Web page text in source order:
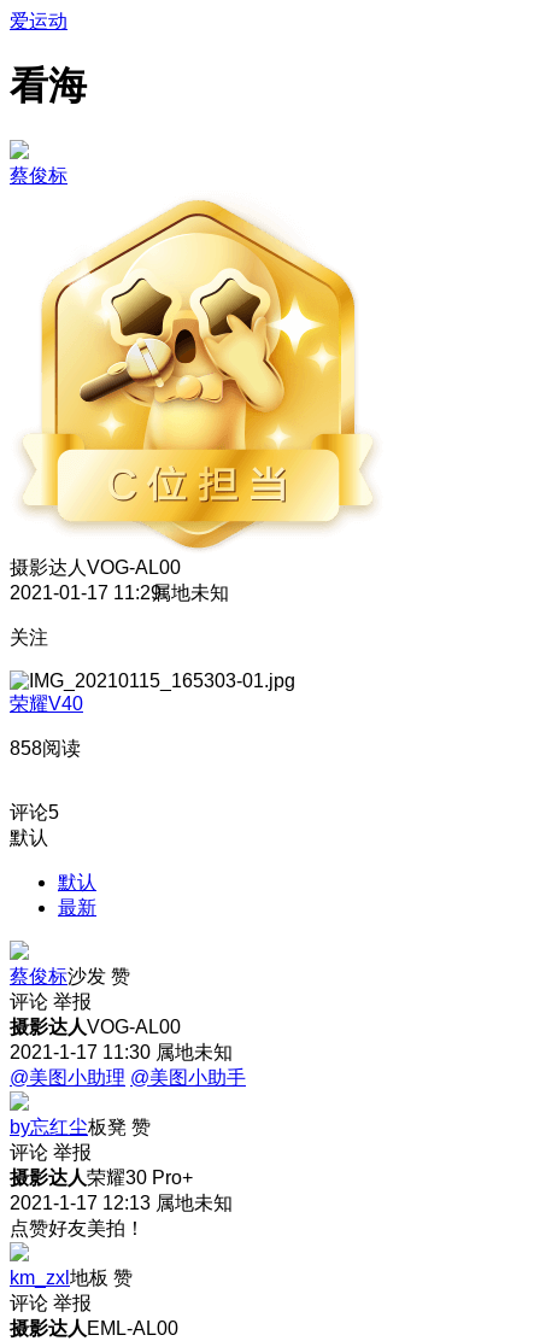
爱运动
看海
蔡俊标
摄影达人 VOG-AL00
2021-01-17 11:29属地未知
关注
荣耀V40
858阅读
评论5
默认
默认
最新
蔡俊标沙发 赞
评论 举报
摄影达人VOG-AL00
2021-1-17 11:30 属地未知
@美图小助理 @美图小助手
by忘红尘板凳 赞
评论 举报
摄影达人荣耀30 Pro+
2021-1-17 12:13 属地未知
点赞好友美拍！
km_zxl 地板 赞
评论 举报
摄影达人 EML-AL00